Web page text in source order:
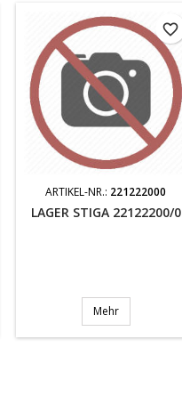
ARTIKEL-NR.: 221222000
LAGER STIGA 22122200/0
Mehr
favorite_border